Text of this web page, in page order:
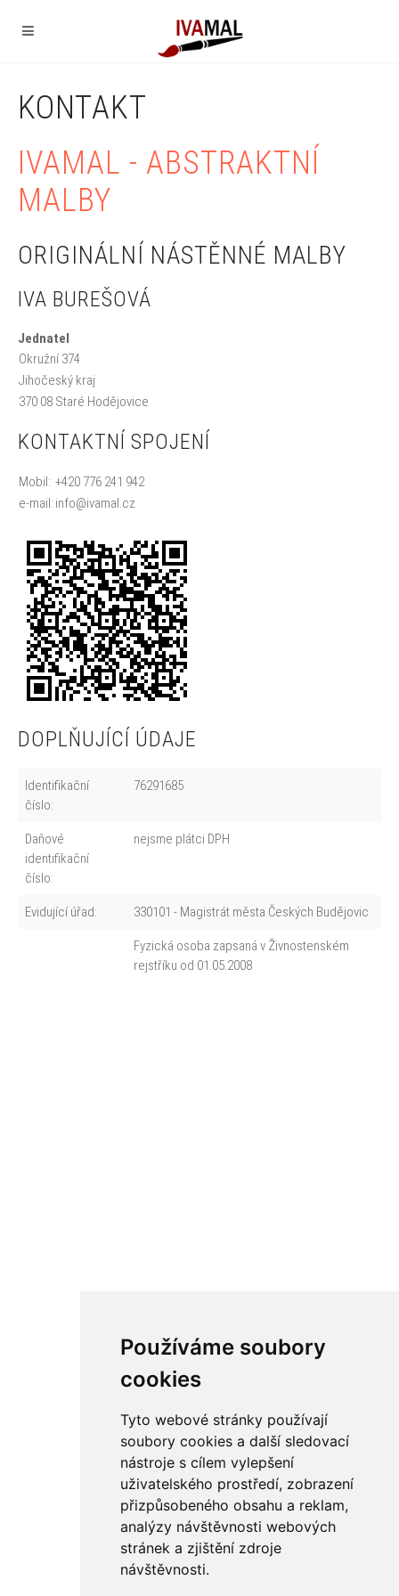
Používáme soubory
cookies
Tyto webové stránky používají
soubory cookies a další sledovací
nástroje s cílem vylepšení
uživatelského prostředí, zobrazení
přizpůsobeného obsahu a reklam,
analýzy návštěvnosti webových
stránek a zjištění zdroje
návštěvnosti.
KONTAKT
IVAMAL - ABSTRAKTNÍ
MALBY
ORIGINÁLNÍ NÁSTĚNNÉ MALBY
IVA BUREŠOVÁ
Jednatel
Okružní 374
Jihočeský kraj
370 08 Staré Hodějovice
KONTAKTNÍ SPOJENÍ
Mobil: +420 776 241 942
e-mail: info@ivamal.cz
DOPLŇUJÍCÍ ÚDAJE
Identifikační
číslo:
76291685
Daňové
identifikační
číslo:
nejsme plátci DPH
Evidující úřad: 330101 - Magistrát města Českých Budějovic
Fyzická osoba zapsaná v Živnostenském
rejstříku od 01.05.2008